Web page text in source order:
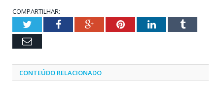
COMPARTILHAR:
TwitterFacebookGoogle+PinterestLinkedInTumblr
Email
CONTEÚDO RELACIONADO